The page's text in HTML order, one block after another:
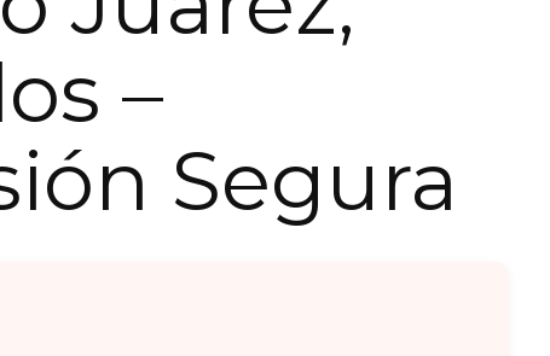
–
Segura